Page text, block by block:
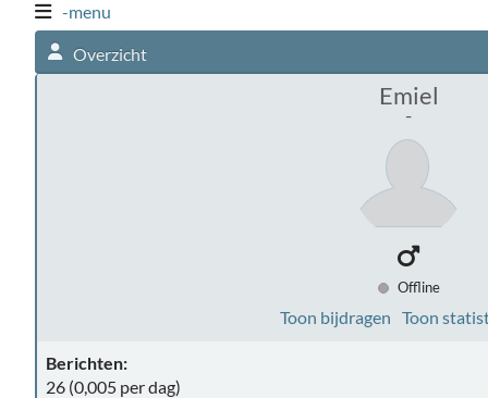
-menu
Overzicht
Emiel
-
Offline
Toon bijdragen Toon
Berichten:
26 (0,005 per dag)